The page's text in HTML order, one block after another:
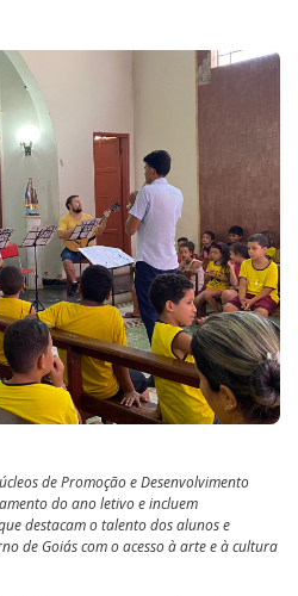
de Promoção e Desenvolvimento
do ano letivo e incluem
destacam o talento dos alunos e
de Goiás com o acesso à arte e à cultura